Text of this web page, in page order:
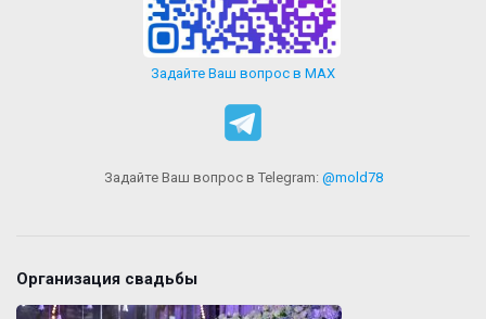
Задайте Ваш вопрос в MAX
Задайте Ваш вопрос в Telegram: @mold78
Организация свадьбы